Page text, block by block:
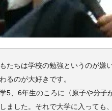
たちは学校の勉強というのが嫌
るのが大好きです。
5、6年生のころに〈原子や分子
ました。それで大学に入っても